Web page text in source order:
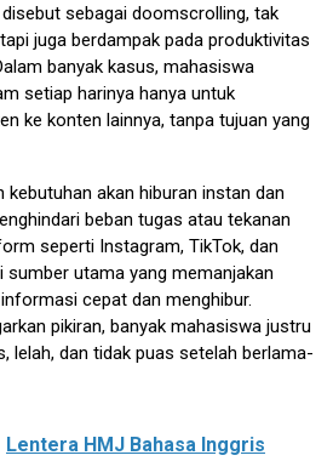
sebagai doomscrolling, tak
juga berdampak pada produktivitas
banyak kasus, mahasiswa
setiap harinya hanya untuk
ke konten lainnya, tanpa tujuan yang
kebutuhan akan hiburan instan dan
beban tugas atau tekanan
seperti Instagram, TikTok, dan
sumber utama yang memanjakan
cepat dan menghibur.
pikiran, banyak mahasiswa justru
lelah, dan tidak puas setelah berlama-
Lentera HMJ Bahasa Inggris